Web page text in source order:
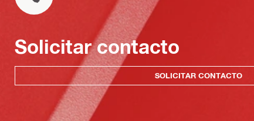
Solicitar contacto
SOLICITAR CONTACTO